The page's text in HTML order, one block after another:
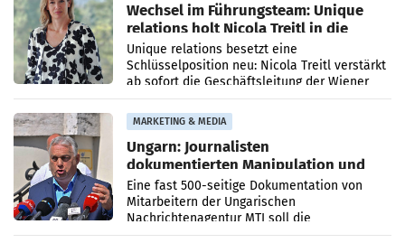
Wechsel im Führungsteam: Unique
relations holt Nicola Treitl in die
Geschäftsleitung
Unique relations besetzt eine
Schlüsselposition neu: Nicola Treitl verstärkt
ab sofort die Geschäftsleitung der Wiener
PR-Agentur an der Seite von Josef Kalina und
Anna Kalina-Mahr.
MARKETING & MEDIA
Ungarn: Journalisten
dokumentierten Manipulation und
Zensur
Eine fast 500-seitige Dokumentation von
Mitarbeitern der Ungarischen
Nachrichtenagentur MTI soll die
systematische Nachrichten-Manipulation und